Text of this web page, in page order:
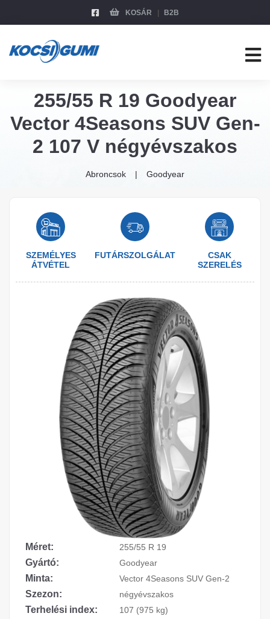
KOSÁR B2B
255/55 R 19 Goodyear
Vector 4Seasons SUV Gen-
2 107 V négyévszakos
Abroncsok Goodyear
SZEMÉLYES
ÁTVÉTEL
FUTÁRSZOLGÁLAT
CSAK
SZERELÉS
Méret: 255/55 R 19
Gyártó: Goodyear
Minta: Vector 4Seasons SUV Gen-2
Szezon: négyévszakos
Terhelési index: 107 (975 kg)